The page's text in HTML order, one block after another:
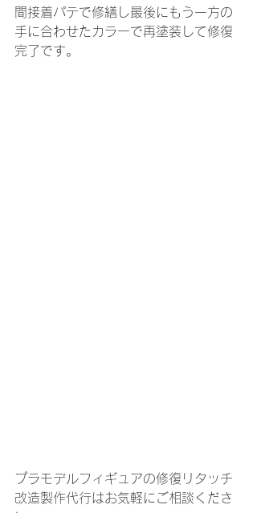
間接着パテで修繕し最後にもう一方の
手に合わせたカラーで再塗装して修復
完了です。
プラモデルフィギュアの修復リタッチ
改造製作代行はお気軽にご相談くださ